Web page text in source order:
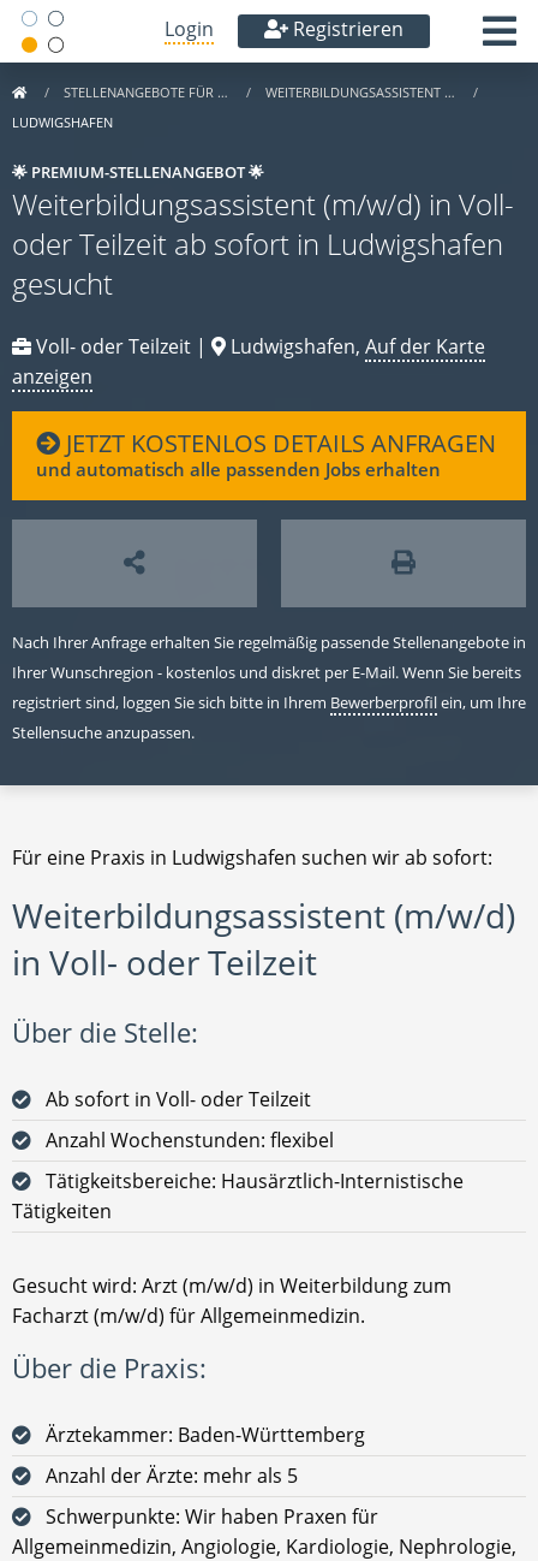
Login Registrieren
STELLENANGEBOTE FÜR …
WEITERBILDUNGSASSISTENT …
LUDWIGSHAFEN
🌟 PREMIUM-STELLENANGEBOT 🌟
Weiterbildungsassistent (m/w/d) in Voll-
oder Teilzeit ab sofort in Ludwigshafen
gesucht
Voll- oder Teilzeit | Ludwigshafen, Auf der Karte
anzeigen
JETZT KOSTENLOS DETAILS ANFRAGEN
und automatisch alle passenden Jobs erhalten
Nach Ihrer Anfrage erhalten Sie regelmäßig passende Stellenangebote in
Ihrer Wunschregion - kostenlos und diskret per E-Mail. Wenn Sie bereits
registriert sind, loggen Sie sich bitte in Ihrem Bewerberprofilein, um Ihre
Stellensuche anzupassen.
Für eine Praxis in Ludwigshafen suchen wir ab sofort:
Weiterbildungsassistent (m/w/d)
in Voll- oder Teilzeit
Über die Stelle:
Ab sofort in Voll- oder Teilzeit
Anzahl Wochenstunden: flexibel
Tätigkeitsbereiche: Hausärztlich-Internistische
Tätigkeiten
Gesucht wird: Arzt (m/w/d) in Weiterbildung zum
Facharzt (m/w/d) für Allgemeinmedizin.
Über die Praxis:
Ärztekammer: Baden-Württemberg
Anzahl der Ärzte: mehr als 5
Schwerpunkte: Wir haben Praxen für
Allgemeinmedizin, Angiologie, Kardiologie, Nephrologie,